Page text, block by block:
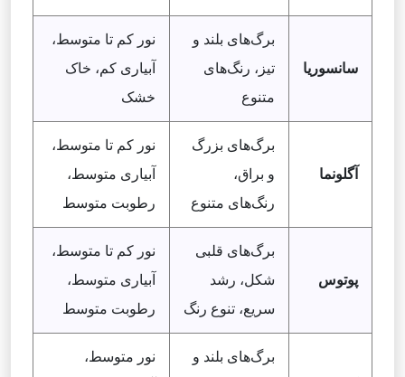
سانسوریا
برگ‌های بلند و
تیز، رنگ‌های
متنوع
نور کم تا متوسط،
آبیاری کم، خاک
خشک
آگلونما
برگ‌های بزرگ
و براق،
رنگ‌های متنوع
نور کم تا متوسط،
آبیاری متوسط،
رطوبت متوسط
پوتوس
برگ‌های قلبی
شکل، رشد
سریع، تنوع رنگ
نور کم تا متوسط،
آبیاری متوسط،
رطوبت متوسط
برگ‌های بلند و
نور متوسط،